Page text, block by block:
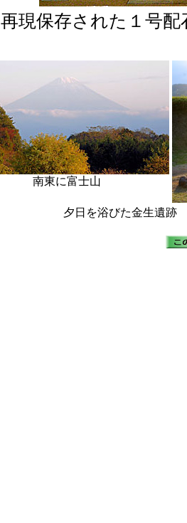
再現保存された１号
南東に富士山
夕日を浴びた金生遺跡